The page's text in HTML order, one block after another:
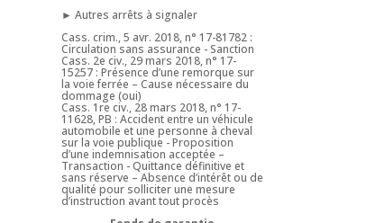
► Autres arrêts à signaler
Cass. crim., 5 avr. 2018, n° 17-81782 :
Circulation sans assurance - Sanction
Cass. 2e civ., 29 mars 2018, n° 17-
15257 : Présence d’une remorque sur
la voie ferrée – Cause nécessaire du
dommage (oui)
Cass. 1re civ., 28 mars 2018, n° 17-
11628, PB : Accident entre un véhicule
automobile et une personne à cheval
sur la voie publique - Proposition
d’une indemnisation acceptée –
Transaction - Quittance définitive et
sans réserve – Absence d’intérêt ou de
qualité pour solliciter une mesure
d’instruction avant tout procès